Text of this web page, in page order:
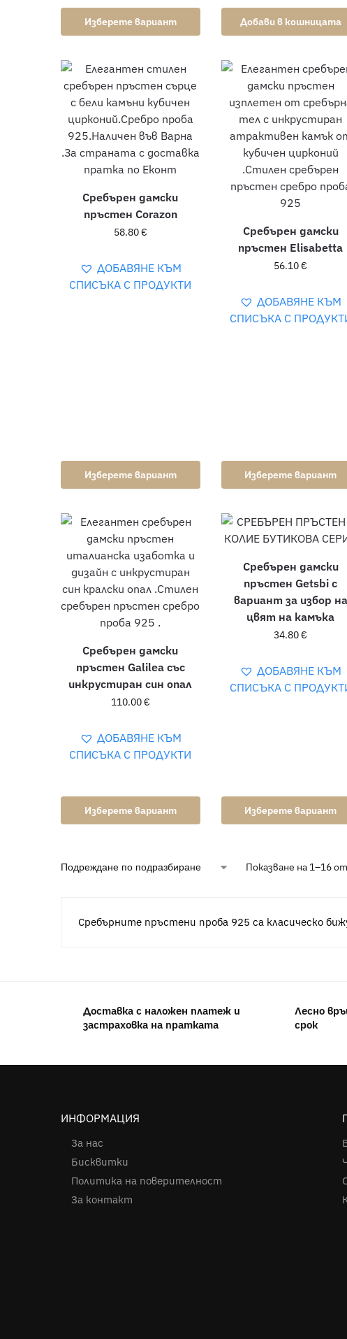
Изберете вариант Добави в кошницата
Сребърен дамски
пръстен Corazon
58.80€
Изберете вариант
ДОБАВЯНЕ КЪМ
СПИСЪКА С ПРОДУКТИ
Сребърен дамски
пръстен Elisabetta
56.10€
Изберете вариант
ДОБАВЯНЕ КЪМ
СПИСЪКА С
Сребърен дамски
пръстен Galilea със
инкрустиран син опал
110.00€
Изберете вариант
ДОБАВЯНЕ КЪМ
СПИСЪКА С ПРОДУКТИ
Сребърен дамски
пръстен Getsbi с
вариант за избор на
цвят на камъка
34.80€
Изберете вариант
ДОБАВЯНЕ КЪМ
СПИСЪКА С
Показване на 1–16
Сребърните пръстени проба 925 са класическо
Доставка с наложен платеж и
застраховка на пратката
Лесно
срок
ИНФОРМАЦИЯ
За нас
Бисквитки
Политика на поверителност
За контакт